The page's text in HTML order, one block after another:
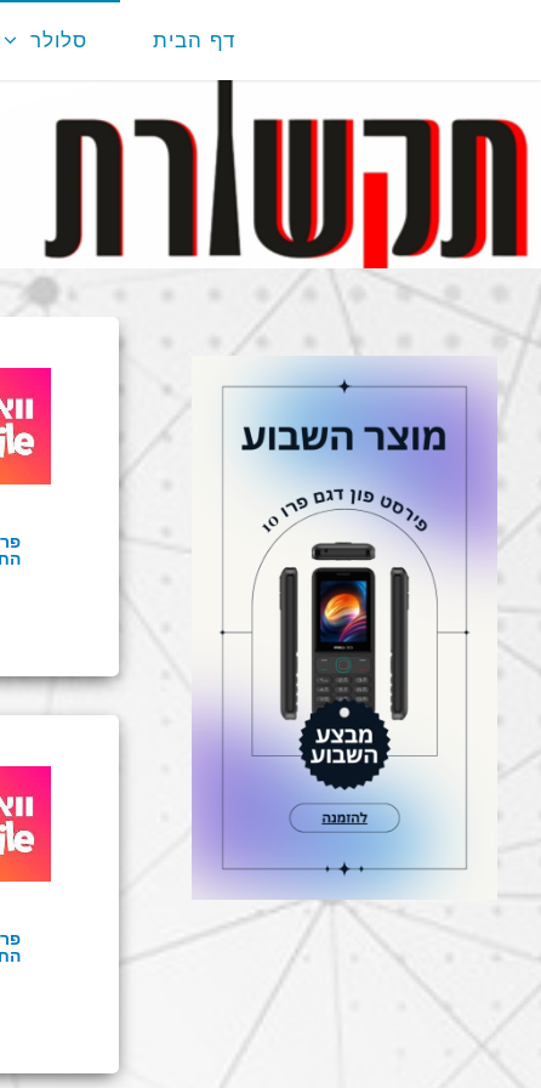
דף הבית סלולר